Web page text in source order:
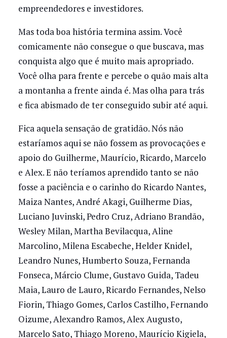
empreendedores e investidores.
Mas toda boa história termina assim. Você
comicamente não consegue o que buscava, mas
conquista algo que é muito mais apropriado.
Você olha para frente e percebe o quão mais alta
a montanha a frente ainda é. Mas olha para trás
e fica abismado de ter conseguido subir até aqui.
Fica aquela sensação de gratidão. Nós não
estaríamos aqui se não fossem as provocações e
apoio do Guilherme, Maurício, Ricardo, Marcelo
e Alex. E não teríamos aprendido tanto se não
fosse a paciência e o carinho do Ricardo Nantes,
Maiza Nantes, André Akagi, Guilherme Dias,
Luciano Juvinski, Pedro Cruz, Adriano Brandão,
Wesley Milan, Martha Bevilacqua, Aline
Marcolino, Milena Escabeche, Helder Knidel,
Leandro Nunes, Humberto Souza, Fernanda
Fonseca, Márcio Clume, Gustavo Guida, Tadeu
Maia, Lauro de Lauro, Ricardo Fernandes, Nelso
Fiorin, Thiago Gomes, Carlos Castilho, Fernando
Oizume, Alexandro Ramos, Alex Augusto,
Marcelo Sato, Thiago Moreno, Maurício Kigiela,